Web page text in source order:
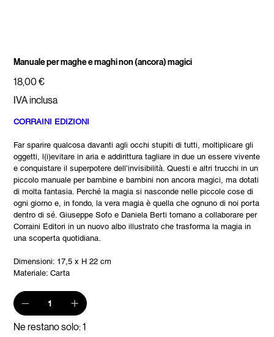
Manuale per maghe e maghi non (ancora) magici
Prezzo
18,00 €
IVA inclusa
CORRAINI EDIZIONI
Far sparire qualcosa davanti agli occhi stupiti di tutti, moltiplicare gli
oggetti, l(i)evitare in aria e addirittura tagliare in due un essere vivente
e conquistare il superpotere dell’invisibilità. Questi e altri trucchi in un
piccolo manuale per bambine e bambini non ancora magici, ma dotati
di molta fantasia. Perché la magia si nasconde nelle piccole cose di
ogni giorno e, in fondo, la vera magia è quella che ognuno di noi porta
dentro di sé. Giuseppe Sofo e Daniela Berti tornano a collaborare per
Corraini Editori in un nuovo albo illustrato che trasforma la magia in
una scoperta quotidiana.
Dimensioni: 17,5 x H 22 cm
Materiale: Carta
Ne restano solo: 1